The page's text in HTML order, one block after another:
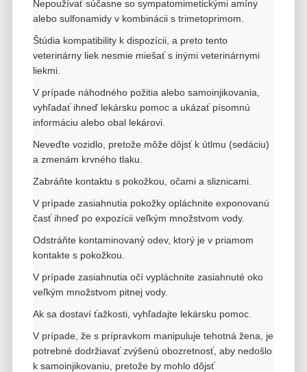
Nepoužívať súčasne so sympatomimetickými amíny
alebo sulfonamidy v kombinácii s trimetoprimom.
Štúdia kompatibility k dispozícii, a preto tento
veterinárny liek nesmie miešať s inými veterinárnymi
liekmi.
V prípade náhodného požitia alebo samoinjikovania,
vyhľadať ihneď lekársku pomoc a ukázať písomnú
informáciu alebo obal lekárovi.
Neveďte vozidlo, pretože môže dôjsť k útlmu (sedáciu)
a zmenám krvného tlaku.
Zabráňte kontaktu s pokožkou, očami a sliznicami.
V prípade zasiahnutia pokožky opláchnite exponovanú
časť ihneď po expozícii veľkým množstvom vody.
Odstráňte kontaminovaný odev, ktorý je v priamom
kontakte s pokožkou.
V prípade zasiahnutia očí vypláchnite zasiahnuté oko
veľkým množstvom pitnej vody.
Ak sa dostaví ťažkosti, vyhľadajte lekársku pomoc.
V prípade, že s prípravkom manipuluje tehotná žena, je
potrebné dodržiavať zvýšenú obozretnosť, aby nedošlo
k samoinjikovaniu, pretože by mohlo dôjsť